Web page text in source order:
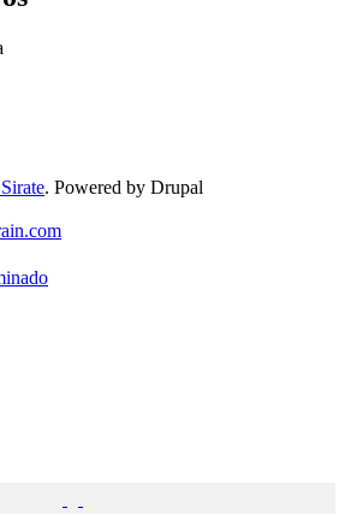
. Powered by Drupal